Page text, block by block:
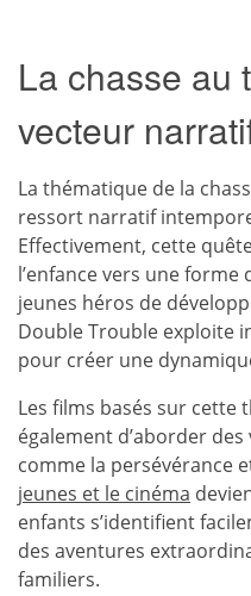
La chasse au
vecteur
La thématique de la
ressort narratif
Effectivement, cette
l’enfance vers une
jeunes héros de
Double Trouble exploite
pour créer une
Les films basés sur
également d’aborder
comme la persévérance
jeunes et le cinéma
enfants s’identifient
des aventures
familiers.